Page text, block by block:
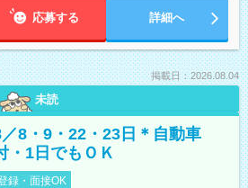
応募する 詳細へ
掲載日：2026.08.04
未読
／8・9・22・23日＊自動車
・1日でもＯＫ
録・面接OK